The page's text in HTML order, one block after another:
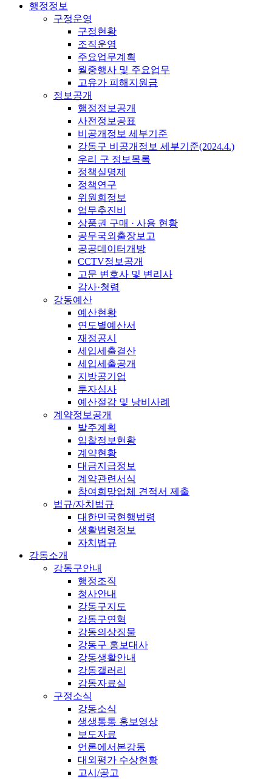
행정정보
구정운영
구정현황
조직운영
주요업무계획
월중행사 및 주요업무
고유가 피해지원금
정보공개
행정정보공개
사전정보공표
비공개정보 세부기준
강동구 비공개정보 세부기준(2024.4.)
우리 구 정보목록
정책실명제
정책연구
위원회정보
업무추진비
상품권 구매 · 사용 현황
공무국외출장보고
공공데이터개방
CCTV정보공개
고문 변호사 및 변리사
감사·청렴
강동예산
예산현황
연도별예산서
재정공시
세입세출결산
세입세출공개
지방공기업
투자심사
예산절감 및 낭비사례
계약정보공개
발주계획
입찰정보현황
계약현황
대금지급정보
계약관련서식
참여희망업체 견적서 제출
법규/자치법규
대한민국현행법령
생활법령정보
자치법규
강동소개
강동구안내
행정조직
청사안내
강동구지도
강동구연혁
강동의상징물
강동구 홍보대사
강동생활안내
강동갤러리
강동자료실
구정소식
강동소식
생생통통 홍보영상
보도자료
언론에서본강동
대외평가 수상현황
고시/공고